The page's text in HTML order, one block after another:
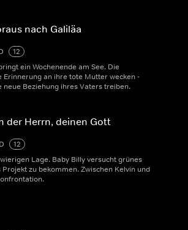
nach Galiläa
12
ein Wochenende am See. Die
Erinnerung an ihre tote Mutter wecken -
neue Beziehung ihres Vaters treiben.
der Herrn, deinen Gott
12
Lage. Baby Billy versucht grünes
zu bekommen. Zwischen Kelvin und